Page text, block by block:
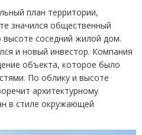
план территории,
значился общественный
соседний жилой дом.
и новый инвестор. Компания
объекта, которое было
По облику и высоте
архитектурному
в стиле окружающей